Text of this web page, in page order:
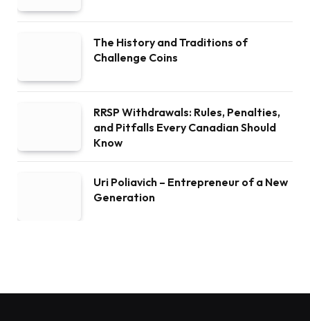
The History and Traditions of
Challenge Coins
RRSP Withdrawals: Rules, Penalties,
and Pitfalls Every Canadian Should
Know
Uri Poliavich – Entrepreneur of a New
Generation